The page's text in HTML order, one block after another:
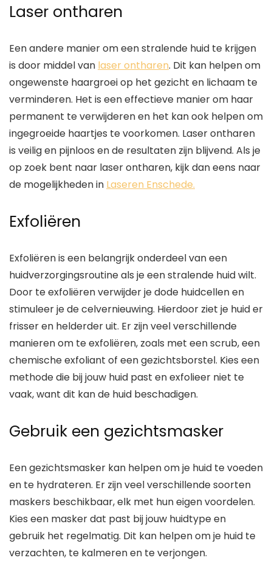
Laser ontharen
Een andere manier om een stralende huid te krijgen
is door middel van laser ontharen. Dit kan helpen om
ongewenste haargroei op het gezicht en lichaam te
verminderen. Het is een effectieve manier om haar
permanent te verwijderen en het kan ook helpen om
ingegroeide haartjes te voorkomen. Laser ontharen
is veilig en pijnloos en de resultaten zijn blijvend. Als je
op zoek bent naar laser ontharen, kijk dan eens naar
de mogelijkheden in Laseren Enschede.
Exfoliëren
Exfoliëren is een belangrijk onderdeel van een
huidverzorgingsroutine als je een stralende huid wilt.
Door te exfoliëren verwijder je dode huidcellen en
stimuleer je de celvernieuwing. Hierdoor ziet je huid er
frisser en helderder uit. Er zijn veel verschillende
manieren om te exfoliëren, zoals met een scrub, een
chemische exfoliant of een gezichtsborstel. Kies een
methode die bij jouw huid past en exfolieer niet te
vaak, want dit kan de huid beschadigen.
Gebruik een gezichtsmasker
Een gezichtsmasker kan helpen om je huid te voeden
en te hydrateren. Er zijn veel verschillende soorten
maskers beschikbaar, elk met hun eigen voordelen.
Kies een masker dat past bij jouw huidtype en
gebruik het regelmatig. Dit kan helpen om je huid te
verzachten, te kalmeren en te verjongen.